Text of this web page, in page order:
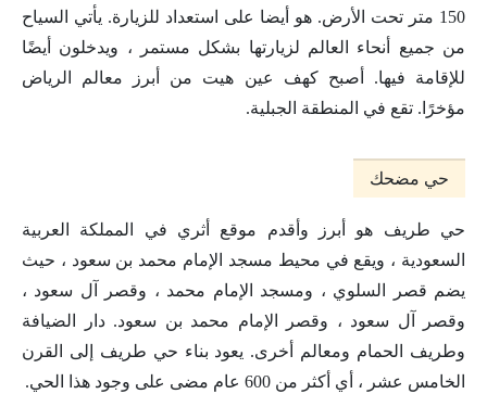
150 متر تحت الأرض. هو أيضا على استعداد للزيارة. يأتي السياح
من جميع أنحاء العالم لزيارتها بشكل مستمر ، ويدخلون أيضًا
للإقامة فيها. أصبح كهف عين هيت من أبرز معالم الرياض
مؤخرًا. تقع في المنطقة الجبلية.
حي مضحك
حي طريف هو أبرز وأقدم موقع أثري في المملكة العربية
السعودية ، ويقع في محيط مسجد الإمام محمد بن سعود ، حيث
يضم قصر السلوي ، ومسجد الإمام محمد ، وقصر آل سعود ،
وقصر آل سعود ، وقصر الإمام محمد بن سعود. دار الضيافة
وطريف الحمام ومعالم أخرى. يعود بناء حي طريف إلى القرن
الخامس عشر ، أي أكثر من 600 عام مضى على وجود هذا الحي.